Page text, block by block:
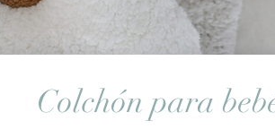
Colchón para